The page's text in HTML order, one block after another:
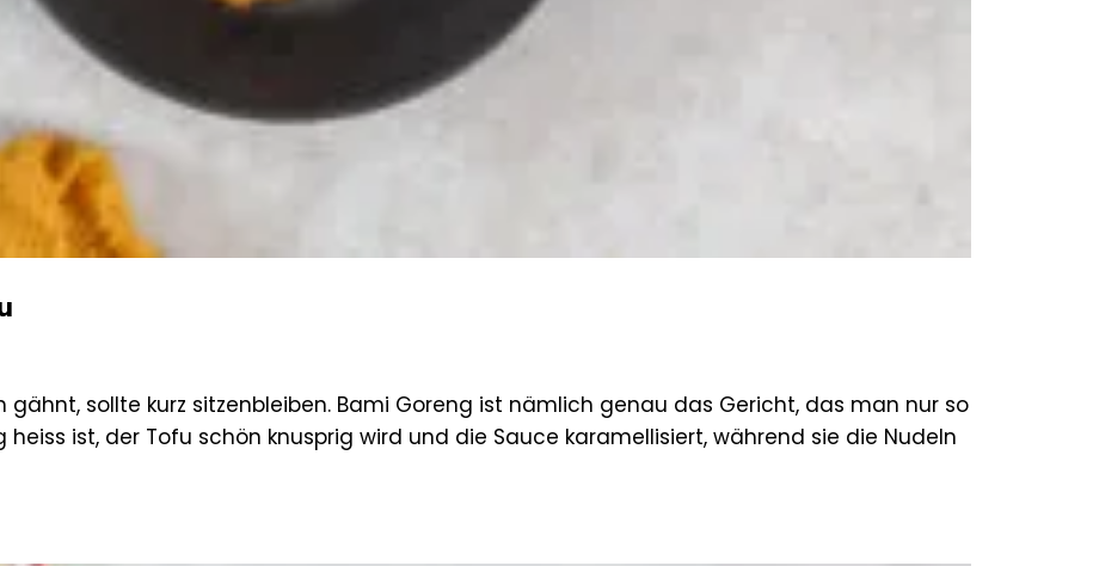
gähnt, sollte kurz sitzenbleiben. Bami Goreng ist nämlich genau das Gericht, das man nur so
ist, der Tofu schön knusprig wird und die Sauce karamellisiert, während sie die Nudeln